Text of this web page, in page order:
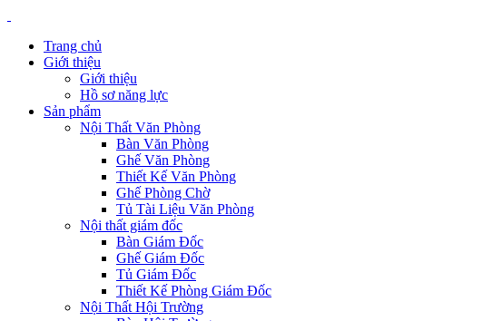
Trang chủ
Giới thiệu
Giới thiệu
Hồ sơ năng lực
Sản phẩm
Nội Thất Văn Phòng
Bàn Văn Phòng
Ghế Văn Phòng
Thiết Kế Văn Phòng
Ghế Phòng Chờ
Tủ Tài Liệu Văn Phòng
Nội thất giám đốc
Bàn Giám Đốc
Ghế Giám Đốc
Tủ Giám Đốc
Thiết Kế Phòng Giám Đốc
Nội Thất Hội Trường